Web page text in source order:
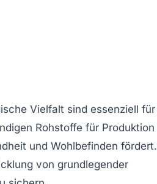
Vielfalt sind essenziell für
Rohstoffe für Produktion
und Wohlbefinden fördert.
von grundlegender